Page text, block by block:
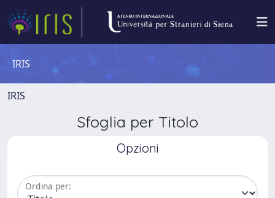
IRIS
IRIS
Sfoglia per Titolo
Opzioni
Ordina per: